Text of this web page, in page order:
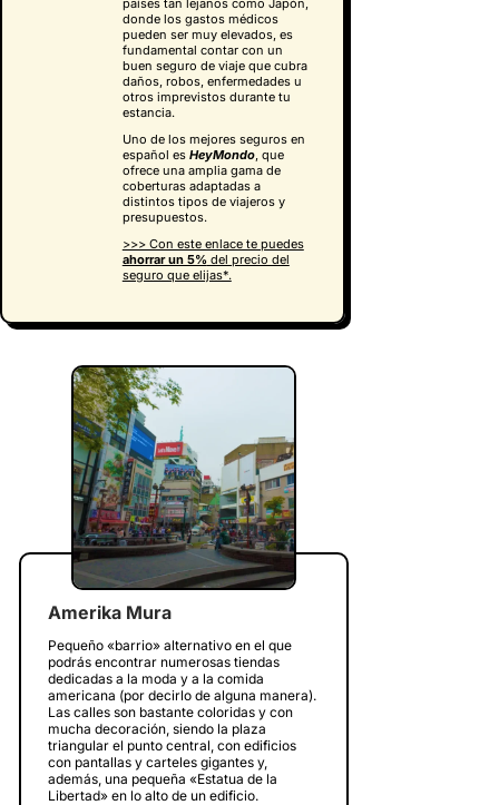
donde los gastos médicos
pueden ser muy elevados, es
fundamental contar con un
buen seguro de viaje que cubra
daños, robos, enfermedades u
otros imprevistos durante tu
estancia.
Uno de los mejores seguros en
español es HeyMondo, que
ofrece una amplia gama de
coberturas adaptadas a
distintos tipos de viajeros y
presupuestos.
>>> Con este enlace te puedes
ahorrar un 5%del precio del
seguro que elijas*.
Amerika Mura
Pequeño «barrio» alternativo en el que
podrás encontrar numerosas tiendas
dedicadas a la moda y a la comida
americana (por decirlo de alguna manera).
Las calles son bastante coloridas y con
mucha decoración, siendo la plaza
triangular el punto central, con edificios
con pantallas y carteles gigantes y,
además, una pequeña «Estatua de la
Libertad» en lo alto de un edificio.